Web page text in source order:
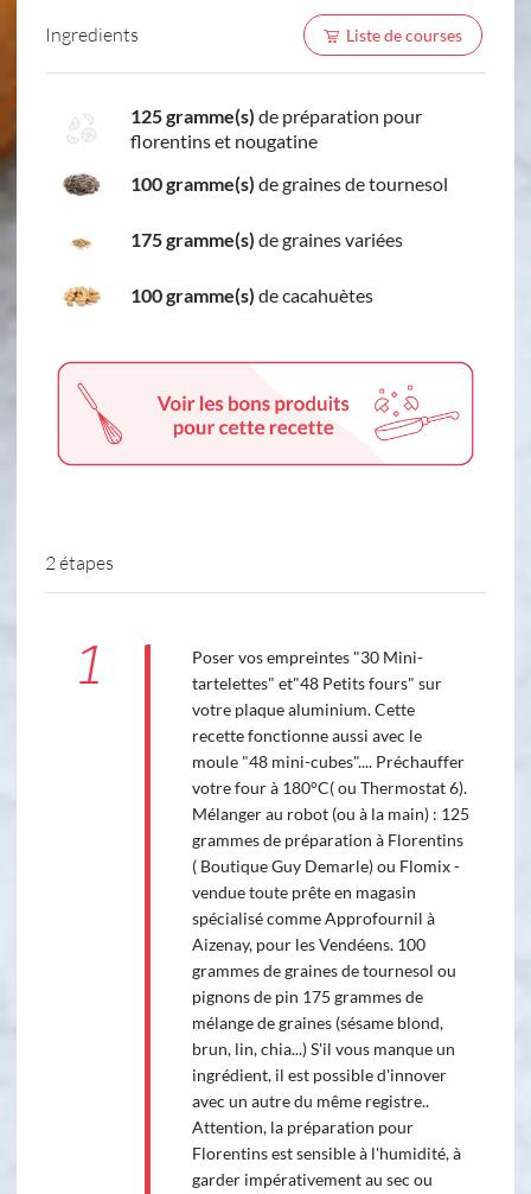
Ingredients Liste de courses
125 gramme(s) de préparation pour
florentins et nougatine
100 gramme(s) de graines de tournesol
175 gramme(s) de graines variées
100 gramme(s) de cacahuètes
2 étapes
1
Poser vos empreintes "30 Mini-
tartelettes" et"48 Petits fours" sur
votre plaque aluminium. Cette
recette fonctionne aussi avec le
moule "48 mini-cubes".... Préchauffer
votre four à 180°C( ou Thermostat 6).
Mélanger au robot (ou à la main) : 125
grammes de préparation à Florentins
( Boutique Guy Demarle) ou Flomix -
vendue toute prête en magasin
spécialisé comme Approfournil à
Aizenay, pour les Vendéens. 100
grammes de graines de tournesol ou
pignons de pin 175 grammes de
mélange de graines (sésame blond,
brun, lin, chia...) S'il vous manque un
ingrédient, il est possible d'innover
avec un autre du même registre..
Attention, la préparation pour
Florentins est sensible à l'humidité, à
garder impérativement au sec ou